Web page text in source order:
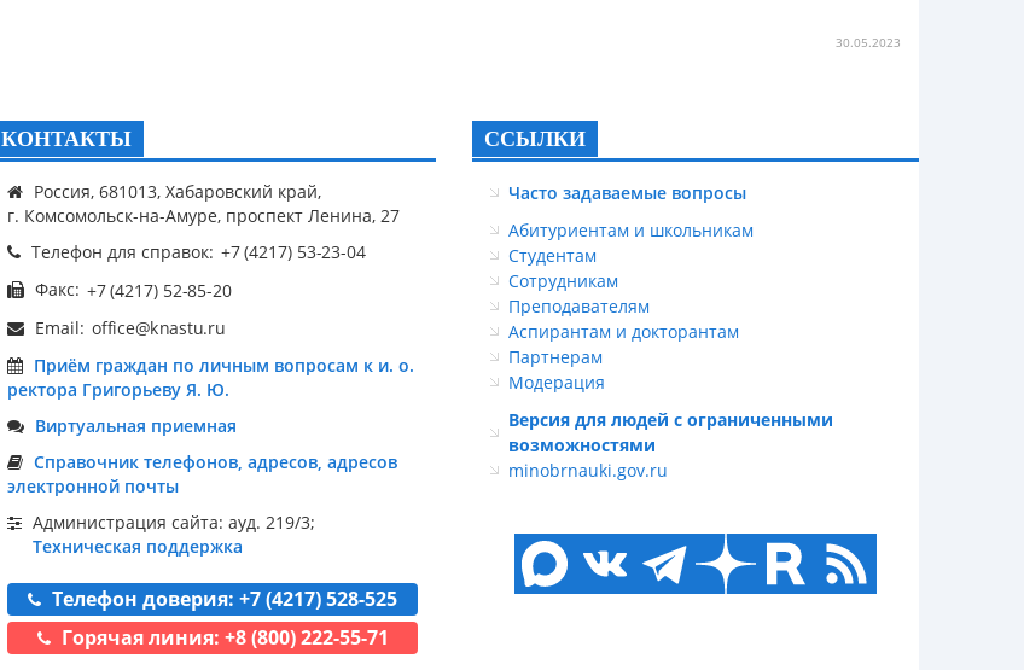
30.05.2023
КОНТАКТЫ
Россия, 681013, Хабаровский край,
г. Комсомольск-на-Амуре, проспект Ленина, 27
Телефон для справок:
Факс:
Email:
Приём граждан по личным вопросам к и. о.
ректора Григорьеву Я. Ю.
Виртуальная приемная
Справочник телефонов, адресов, адресов
электронной почты
Администрация сайта: ауд. 219/3;
Техническая поддержка
Телефон доверия: +7 (4217) 528-525
Горячая линия: +8 (800) 222-55-71
ССЫЛКИ
Часто задаваемые вопросы
Абитуриентам и школьникам
Студентам
Сотрудникам
Преподавателям
Аспирантам и докторантам
Партнерам
Модерация
Версия для людей с ограниченными
возможностями
minobrnauki.gov.ru